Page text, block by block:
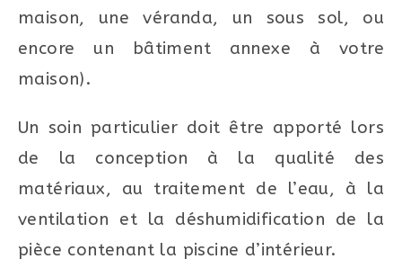
maison, une véranda, un sous sol, ou
encore un bâtiment annexe à votre
maison).
Un soin particulier doit être apporté lors
de la conception à la qualité des
matériaux, au traitement de l’eau, à la
ventilation et la déshumidification de la
pièce contenant la piscine d’intérieur.